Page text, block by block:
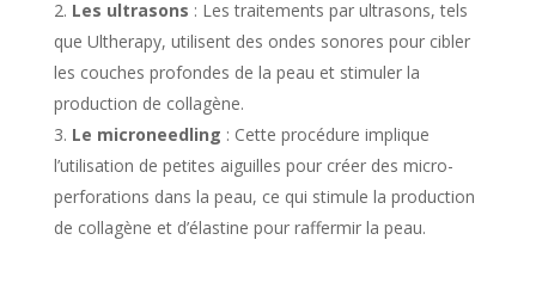
Les ultrasons : Les traitements par ultrasons, tels
que Ultherapy, utilisent des ondes sonores pour cibler
les couches profondes de la peau et stimuler la
production de collagène.
Le microneedling : Cette procédure implique
l’utilisation de petites aiguilles pour créer des micro-
perforations dans la peau, ce qui stimule la production
de collagène et d’élastine pour raffermir la peau.